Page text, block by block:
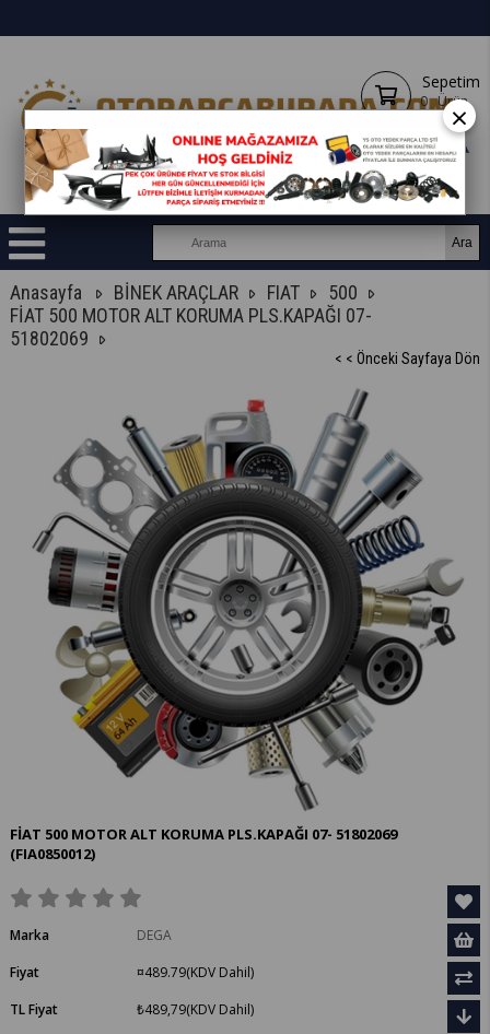
Sepetim
0 Ürün
Anasayfa BİNEK ARAÇLAR FIAT
500
FİAT 500 MOTOR ALT KORUMA PLS.KAPAĞI 07-
51802069
< < Önceki Sayfaya Dön
FİAT 500 MOTOR ALT KORUMA PLS.KAPAĞI 07- 51802069
(FIA0850012)
Marka
DEGA
Fiyat
¤489.79(KDV Dahil)
TL Fiyat
₺489,79(KDV Dahil)
×